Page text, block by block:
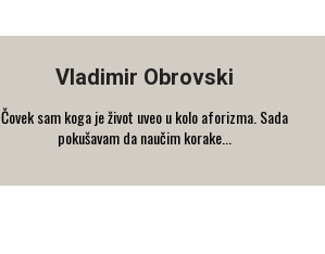
Vladimir Obrovski
Čovek sam koga je život uveo u kolo aforizma. Sada
pokušavam da naučim korake...